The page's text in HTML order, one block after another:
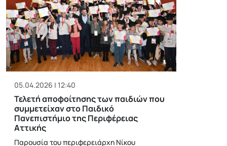
05.04.2026 | 12:40
Τελετή αποφοίτησης των παιδιών που
συμμετείχαν στο Παιδικό
Πανεπιστήμιο της Περιφέρειας
Αττικής
Παρουσία του περιφερειάρχη Νίκου